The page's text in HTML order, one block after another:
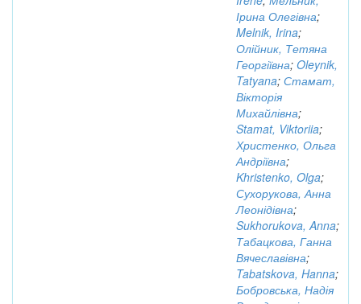
Ірина Олегівна;
Melnik, Irina;
Олійник, Тетяна
Георгіївна; Oleynik,
Tatyana; Стамат,
Вікторія
Михайлівна;
Stamat, Viktoriia;
Христенко, Ольга
Андріївна;
Khristenko, Olga;
Сухорукова, Анна
Леонідівна;
Sukhorukova, Anna;
Табацкова, Ганна
Вячеславівна;
Tabatskova, Hanna;
Бобровська, Надія